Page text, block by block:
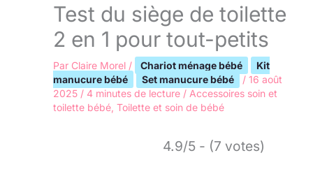
Test du siège de toilette
2 en 1 pour tout-petits
Par Claire Morel / Chariot ménage bébé
Kit
manucure bébé
Set manucure bébé / 16 août
2025 / 4 minutes de lecture / Accessoires soin et
toilette bébé Toilette et soin de bébé
4.9/5 - (7 votes)